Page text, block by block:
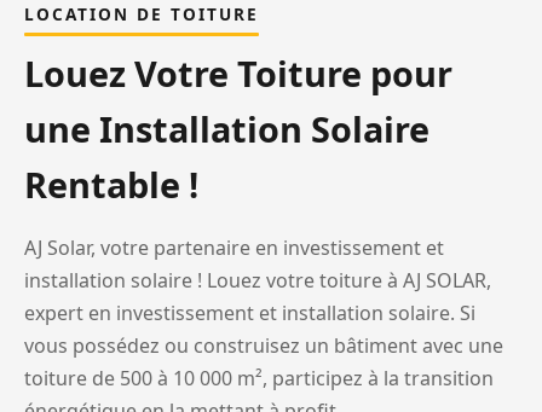
LOCATION DE TOITURE
Louez Votre Toiture pour
une Installation Solaire
Rentable !
AJ Solar, votre partenaire en investissement et
installation solaire ! Louez votre toiture à AJ SOLAR,
expert en investissement et installation solaire. Si
vous possédez ou construisez un bâtiment avec une
toiture de 500 à 10 000 m², participez à la transition